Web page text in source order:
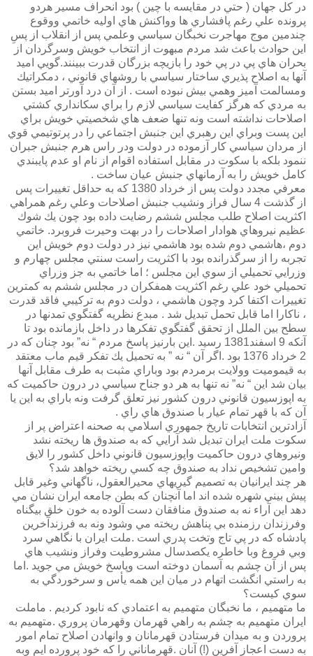
در كل جهان ( حتي در مقايسه با چين ) بود انحراف مسير هردو
پرونده علي رغم پافشاري ها وواكنش هاي اوليه خاتمي ووقوع
چندمين موج مهاجرت نخبگان سياسي وعلمي پس از انقلاب از پسِ
اين حوادث باعث شد مردم مبهوت از انتخاب خويش وسرگردان از
بحران هاي پي در پي خود را بازيچه بزرگان قدرت ببينند.گويي اميد
آنها به اصلاح پذيري ساختار سياسي با روشهاي قانوني ، دمكراتيك
ومسالمت آميز وهمي بيش نبوده است . از آن درد آورتر اميد بستن
به مردي كه هرگز كفايت سياسي لازم را براي سكانداري كشتي
اصلاحات نداشته است ونه تنها ضعف هاي شخصيتي خويش براي
اين پست وبراي اين رهبري اين جنبش اجتماعي را در پرتوتيمي قوي
از مردان سياسي كار آزموده در دولت ودر راس هرم جنبش جبران
ننمود بلكه با سكوت در مقابل استفاده اقوام از نام او عدم پايبندي
كامل خويش را به آرمانهاي جنبش عيان ساخت .
معرفي مجدد دولت پس از خرداد 1380 كه به حداقل تغييرات پس
از گذشت 4 سال فراز ونشيب جنبش اصلاحات وعلي رغم همراهي
اكثريت اصلاح طلب مجلس ششم رضايت داده بود چون يك شوك
عظيم نيروهاي هوادار اصلاحات را در بهت وحيرت فروبرد. خاتمي
دوم ،هاشمي دوم شده بود هاشمي نيز در دولت دوم خويش اين
تجربه را از سرگذرانده بود با اكثريت راست سنتي مجلس چهارم و
وزرايي تحميلي از سوي اين مجلس ؛ اما خاتمي به جز وزراي
تحميلي خود علي رغم اكثريت همفكران در مجلس ششم به كمترين
تغييرات اكتفا كرد وچون هاشمي ، دولت دوم به تركيبي فاقد قدرت
، ناكارا اما قابل تحمل تبديل شد . مبدع نظريه گفتگوي تمدنها در
سطح بين الملل از تحقق گفتگوي تفكرها در داخل بازمانده بود تا
آنكه 9 اسفند1381 رسيد .اين بارنيز پاسخ مردم “ نه” بود چنان كه در
2 خرداد 1376 بود .اگر آن “ نه ” به تحميل يك تفكر قيم ماب معتقد
به قيموميت وولايت برمردم بود وباراي مثبت به طرف مقابل آنها
بيان شد اين “ نه” نه تنها به هر دو جناح سياسي در درون حاكميت كه
به اپوزسيون قانوني درون كشور نيز تعلق گرفت ونه باراي به اين يا
آن كه با قهر تمام عيار با صندوق هاي راي .
آزادترين انتخابات تاريخ جمهوري اسلامي به صحنه اعتراض پر از
سكوت ملت ايران تبديل شد آرايي كه به صندوق ها ريخته نشد
ونيروهاي درون حاكميت واپوزسيون قانوني داخل كشور را لايق
وامين تشخيص نداد به صندوق چه كسي ريخته خواهد شد؟
هر چند ايرانيان به تصميم گيريهاي محيرالعقول، ناگهاني وغير قابل
پيش بيني شهره شده اند اما آنچنان كه بطن جامعه ايران نشان مي
دهد اين آراء نه به صندوق منافقان دست آلوده به خون خلق بيگناه
وفرزندان رزمنده بي پناهش ريخته مي وشود ونه به فرزندآخرين
پادشاه كه در پي تاج وتخت پدري است .ملت ايران با نگاهي سرد
وبي فروغ وبا خاطره يكصدسال مشروطيت وفراز ونشيب هاي
پس از آن چشم به آسمان دوخته است وپاسخ خويش مي جويد .اما
به راستي انگشت اتهام در ميان اين همه يأس و سرخوردگي به
سوي كيست؟
ما متهميم ، ما نخبگان متهميم به اعتمادي كه نابود كرديم . ماملت
ايران متهميم به چشم به راهي قهرمان وقهرمان پروري .متهميم به
پروردن و به ميدان فرستادن قهرمانان و وانهادن اصلاح تمام امور
به دست اعجاز آفرين (!) آنان .قهرماناني را كه خود پرورده ايم وبه